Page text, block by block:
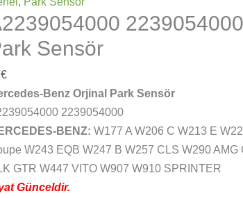
Sensör
€
Benz Orjinal Park Sensör
2239054000
BENZ: W177 A W206 C W213 E
W243 EQB W247 B W257 CLS W290
GTR W447 VITO W907 W910 SPRINTER
Günceldir.